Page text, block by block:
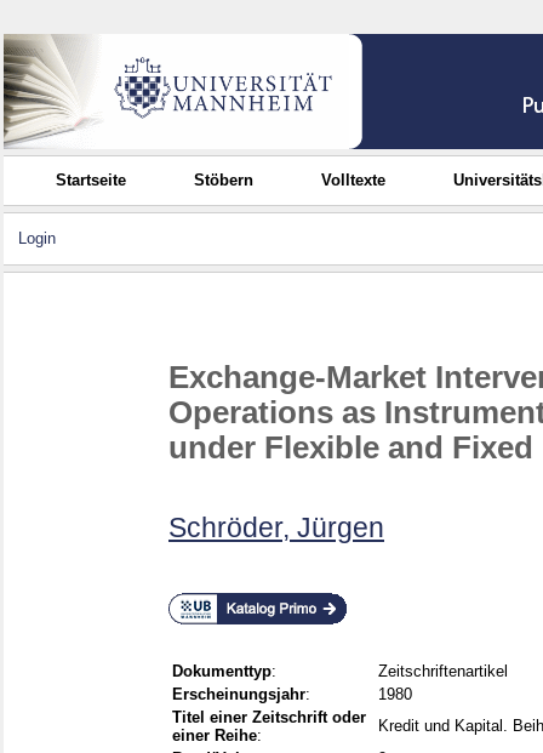
Startseite Stöbern Volltexte
Login
Exchange-Market
Operations as
under Flexible and
Schröder, Jürgen
Dokumenttyp:
Zeitschriftenartikel
Erscheinungsjahr:
1980
Titel einer Zeitschrift oder
einer Reihe:
Kredit und Kapital.